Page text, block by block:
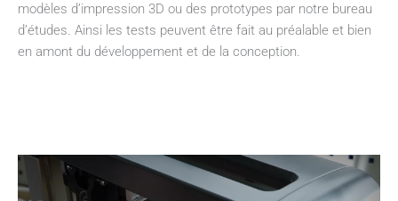
modèles d’impression 3D ou des prototypes par notre bureau
d’études. Ainsi les tests peuvent être fait au préalable et bien
en amont du développement et de la conception.